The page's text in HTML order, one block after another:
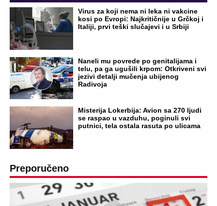
Virus za koji nema ni leka ni vakcine
kosi po Evropi: Najkritičnije u Grčkoj i
Italiji, prvi teški slučajevi i u Srbiji
Naneli mu povrede po genitalijama i
telu, pa ga ugušili krpom: Otkriveni svi
jezivi detalji mučenja ubijenog
Radivoja
Misterija Lokerbija: Avion sa 270 ljudi
se raspao u vazduhu, poginuli svi
putnici, tela ostala rasuta po ulicama
Preporučeno